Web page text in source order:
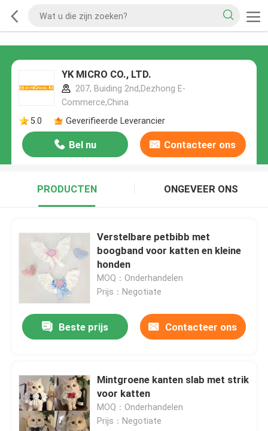
YK MICRO CO., LTD.
207, Buiding 2nd,Dezhong E-
Commerce,China
5.0
Geverifieerde Leverancier
Bel nu Contacteer ons
PRODUCTEN ONGEVEER ONS
Verstelbare petbibb met
boogband voor katten en kleine
honden
MOQ：Onderhandelen
Prijs：Negotiate
Beste prijs Contacteer ons
Mintgroene kanten slab met strik
voor katten
MOQ：Onderhandelen
Prijs：Negotiate